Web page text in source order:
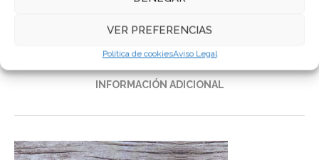
VER PREFERENCIAS
Política de cookiesAviso Legal
DESCRIPCIÓN
INFORMACIÓN ADICIONAL